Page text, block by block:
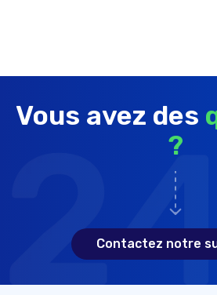
Vous avez des
?
Contactez notre